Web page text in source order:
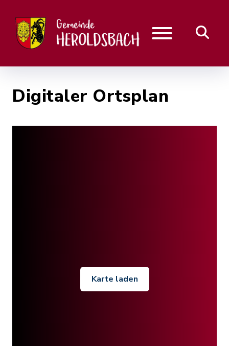
Digitaler Ortsplan
Karte laden